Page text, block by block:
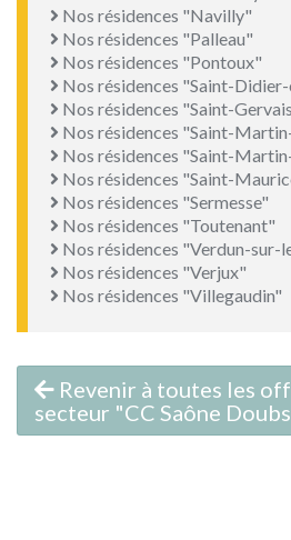
Nos résidences "Navilly"
Nos résidences "Palleau"
Nos résidences "Pontoux"
Nos résidences "Saint-
Nos résidences "Saint-
Nos résidences "Saint-
Nos résidences "Saint-
Nos résidences "Saint-
Nos résidences "Sermesse"
Nos résidences "Toutenant"
Nos résidences "Verdun-sur-
Nos résidences "Verjux"
Nos résidences "Villegaudin"
Revenir à toutes les
secteur "CC Saône